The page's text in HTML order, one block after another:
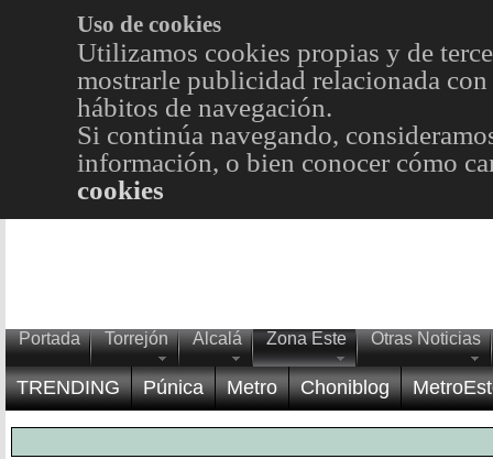
Uso de cookies
Utilizamos cookies propias y de
mostrarle publicidad relacionada
hábitos de navegación.
Si continúa navegando,
información, o bien conocer cómo
cookies
Portada Torrejón Alcalá Zona Este Otras Noticias
TRENDING Púnica Metro Choniblog